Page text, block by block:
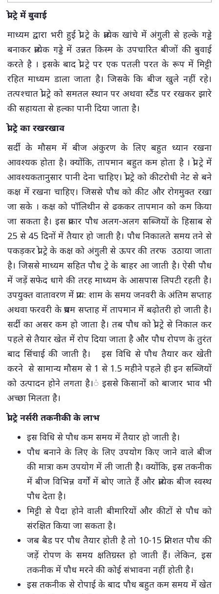
प्रो ट्रे में बुवाई
माध्यम द्वारा भरी हुई प्रो ट्रे के प्रत्येक खांचे में अंगुली से हल्के गड्डे
बनाकर प्रत्येक गड्डे में उन्नत किस्म के उपचारित बीजों की बुवाई
करते है । इसके बाद प्रो ट्रे पर एक पतली परत के रूप में मिट्टी
रहित माध्यम डाला जाता है। जिसके कि बीज खुले नहीं रहे।
तत्पश्चात प्रो ट्रे को समतल स्थान पर अथवा स्टैंड पर रखकर झारे
की सहायता से हल्का पानी दिया जाता है।
प्रो ट्रे का रखरखाव
सर्दी के मौसम में बीज अंकुरण के लिए बहुत ध्यान रखना
आवश्यक होता है। क्योंकि, तापमान बहुत कम होता है । प्रो ट्रे में
आवश्यकतानुसार पानी देना चाहिए। प्रो ट्रे को कीटरोधी नेट से बने
कक्ष में रखना चाहिए। जिससे पौध को कीट और रोगमुक्त रखा
जा सके । कक्ष को पॉलिथीन से ढककर तापमान को कम किया
जा सकता है। इस प्रकार पौध अलग-अलग सब्जियों के हिसाब से
25 से 45 दिनों में तैयार हो जाती है। पौध निकालते समय तने से
पकड़कर प्रो ट्रे के कक्ष को अंगुली से ऊपर की तरफ उठाया जाता
है। जिससे माध्यम सहित पौध ट्रे के बाहर आ जाती है। ऐसी पौध
में जड़ें सफेद धागे की तरह माध्यम के आसपास लिपटी रहती है।
उपयुक्त वातावरण में प्राय: शाम के समय जनवरी के अंतिम सप्ताह
अथवा फरवरी के प्रथम सप्ताह में तापमान में बढ़ोतरी हो जाती है।
सर्दी का असर कम हो जाता है। तब पौध को प्रो ट्रे से निकाल कर
पहले से तैयार खेत में रोप दिया जाता है और पौध रोपण के तुरंत
बाद सिंचाई की जाती है। इस विधि से पौध तैयार कर खेती
करने से सामान्य मौसम से 1 से 1.5 महीने पहले ही इन सब्जियों
को उत्पादन होने लगता है।ं इससे किसानों को बाजार भाव भी
अच्छा मिलता है।
प्रो ट्रे नर्सरी तकनीकी के लाभ
इस विधि से पौध कम समय में तैयार हो जाती है।
पौध बनाने के लिए के लिए उपयोग किए जाने वाले बीज
की मात्रा कम उपयोग में ली जाती हैै। क्योंकि, इस तकनीक
में बीज विभिन्न वर्गों में बोए जाते हैं और प्रत्येक बीज स्वस्थ
पौध देता है।
मिट्टी से पैदा होने वाली बीमारियों और कीटों से पौध को
संरक्षित किया जा सकता है।
जब बैड पर पौध तैयार होती है तो 10-15 प्रतिशत पौध की
जड़ें रोपण के समय क्षतिग्रस्त हो जाती हैं। लेकिन, इस
तकनीक में पौध मरने की कोई संभावना नहीं होती है।
इस तकनीक से रोपाई के बाद पौध बहुत कम समय में खेत